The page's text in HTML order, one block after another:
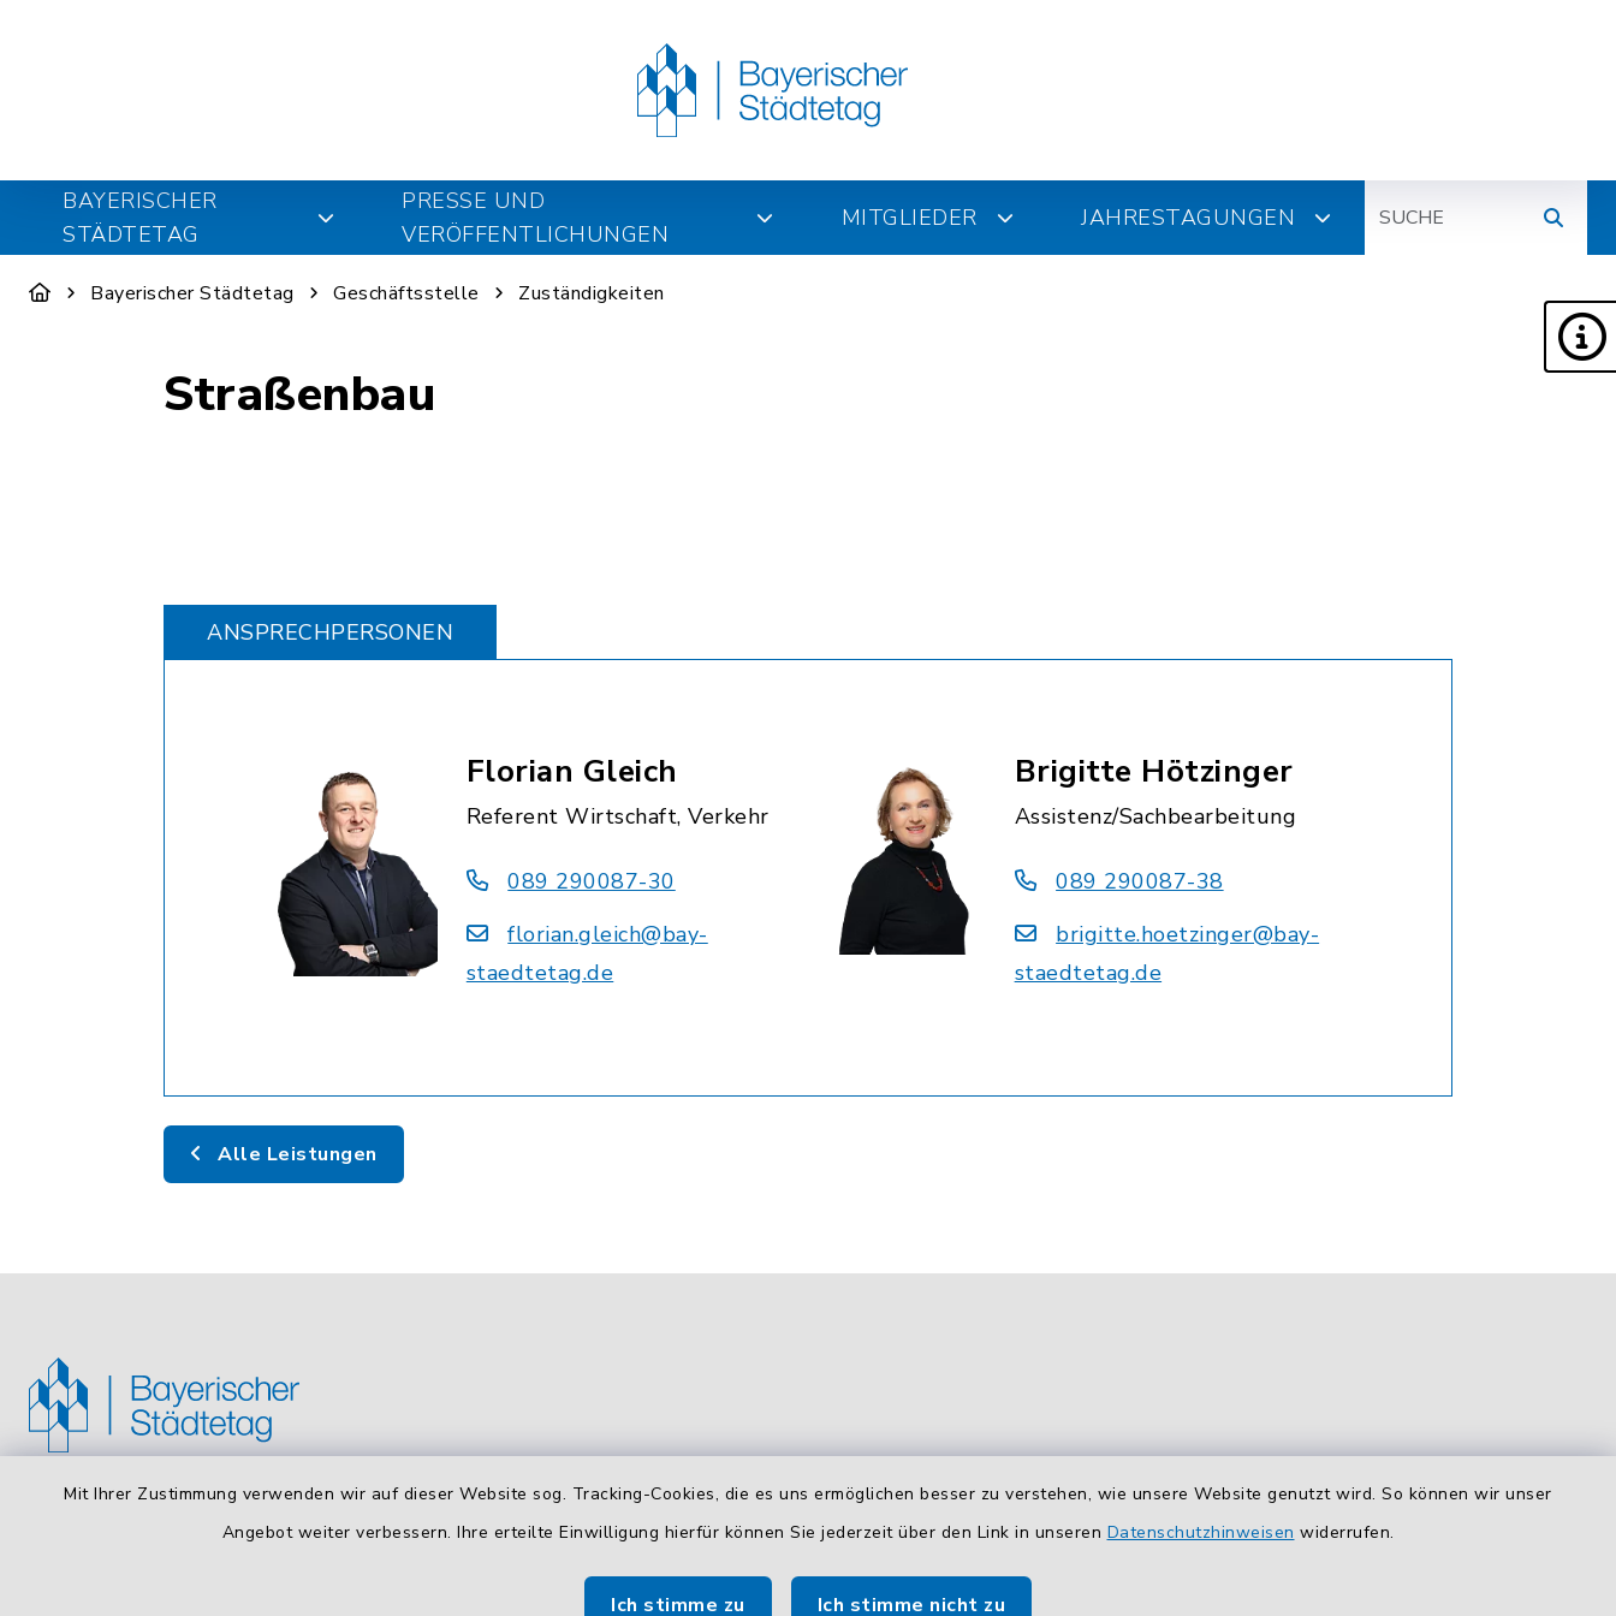
Mit Ihrer Zustimmung verwenden wir auf dieser Website sog. Tracking-Cookies, die es uns ermöglichen besser zu verstehen, wie unsere Website genutzt wird. So können wir unser
Angebot weiter verbessern. Ihre erteilte Einwilligung hierfür können Sie jederzeit über den Link in unseren Datenschutzhinweisen widerrufen.
Ich stimme zu Ich stimme nicht zu
BAYERISCHER
STÄDTETAG
PRESSE UND
VERÖFFENTLICHUNGEN
MITGLIEDER JAHRESTAGUNGEN
Bayerischer Städtetag Geschäftsstelle Zuständigkeiten
Straßenbau
ANSPRECHPERSONEN
Florian Gleich
Referent Wirtschaft, Verkehr
089 290087-30
florian.gleich@bay-
staedtetag.de
Brigitte Hötzinger
Assistenz/Sachbearbeitung
089 290087-38
brigitte.hoetzinger@bay-
staedtetag.de
Alle Leistungen
Bayerischer Städtetag Öffnungszeiten
Montag bis Donnerstag:
Zusätzliche
Erreichbarkeit
Durchwahlrufnummern
Route planen